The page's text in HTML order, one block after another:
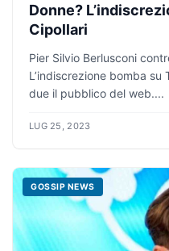
Donne?
Cipollari
Pier Silvio Berlusconi
L’indiscrezione bomba
due il pubblico del web....
LUG 25, 2023
GOSSIP NEWS